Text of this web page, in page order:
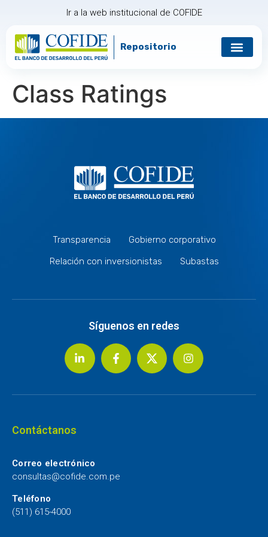
Ir a la web institucional de COFIDE
Repositorio
Class Ratings
Transparencia
Gobierno corporativo
Relación con inversionistas
Subastas
Síguenos en redes
Contáctanos
Correo electrónico
consultas@cofide.com.pe
Teléfono
(511) 615-4000